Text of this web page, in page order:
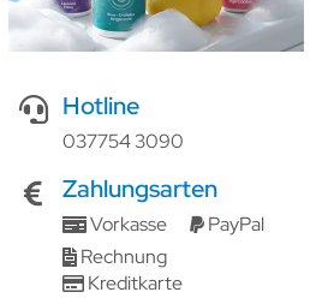
Hotline
037754 3090
Zahlungsarten
Vorkasse
PayPal
Rechnung
Kreditkarte